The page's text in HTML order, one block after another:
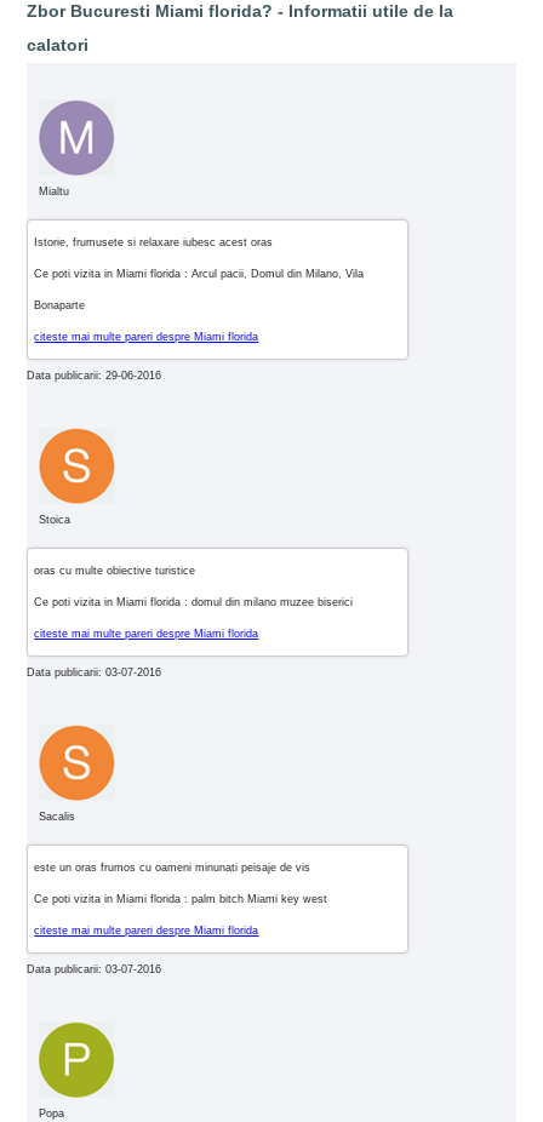
Zbor Bucuresti Miami florida? - Informatii utile de la
calatori
Mialtu
Istorie, frumusete si relaxare iubesc acest oras
Ce poti vizita in Miami florida : Arcul pacii, Domul din Milano, Vila
Bonaparte
citeste mai multe pareri despre Miami florida
Data publicarii: 29-06-2016
Stoica
oras cu multe obiective turistice
Ce poti vizita in Miami florida : domul din milano muzee biserici
citeste mai multe pareri despre Miami florida
Data publicarii: 03-07-2016
Sacalis
este un oras frumos cu oameni minunati peisaje de vis
Ce poti vizita in Miami florida : palm bitch Miami key west
citeste mai multe pareri despre Miami florida
Data publicarii: 03-07-2016
Popa